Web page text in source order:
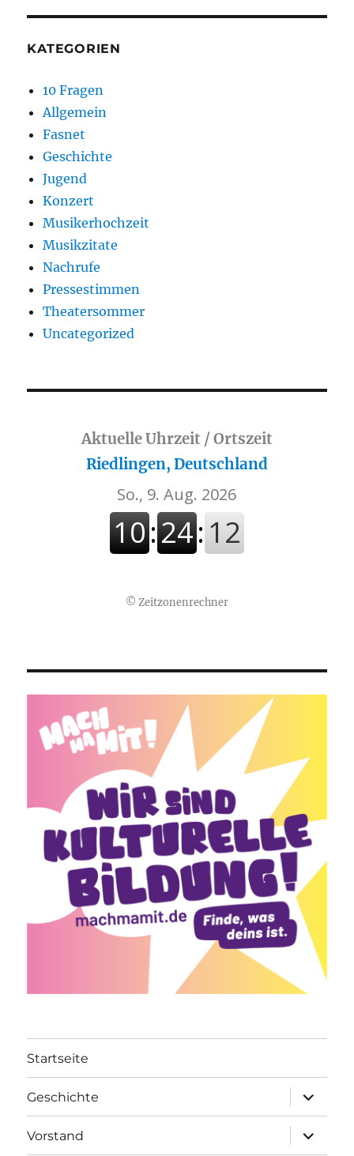
KATEGORIEN
10 Fragen
Allgemein
Fasnet
Geschichte
Jugend
Konzert
Musikerhochzeit
Musikzitate
Nachrufe
Pressestimmen
Theatersommer
Uncategorized
Aktuelle Uhrzeit / Ortszeit
Riedlingen, Deutschland
© Zeitzonenrechner
Startseite
Geschichte
öffnen
Vorstand
öffnen